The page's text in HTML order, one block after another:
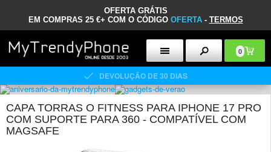
OFERTA GRÁTIS
EM COMPRAS 25 €+ COM O CÓDIGO OFERTA- TERMOS
0
DEVOLUÇÃO DE 30 DIAS
CAPA TORRAS O FITNESS PARA IPHONE 17 PRO
COM SUPORTE PARA 360 - COMPATÍVEL COM
MAGSAFE